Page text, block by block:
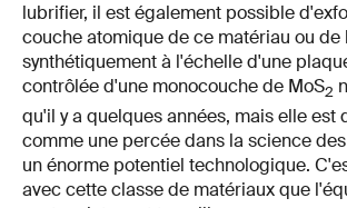
lubrifier, il est également possible
couche atomique de ce matériau ou
synthétiquement à l'échelle d'une
contrôlée d'une monocouche de MoS2
qu'il y a quelques années, mais elle est
comme une percée dans la science
un énorme potentiel technologique.
avec cette classe de matériaux que